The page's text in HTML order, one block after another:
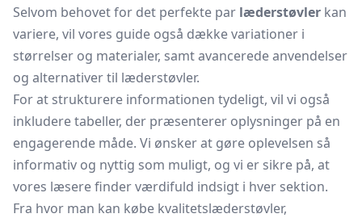
Selvom behovet for det perfekte par læderstøvler kan
variere, vil vores guide også dække variationer i
størrelser og materialer, samt avancerede anvendelser
og alternativer til læderstøvler.
For at strukturere informationen tydeligt, vil vi også
inkludere tabeller, der præsenterer oplysninger på en
engagerende måde. Vi ønsker at gøre oplevelsen så
informativ og nyttig som muligt, og vi er sikre på, at
vores læsere finder værdifuld indsigt i hver sektion.
Fra hvor man kan købe kvalitetslæderstøvler,